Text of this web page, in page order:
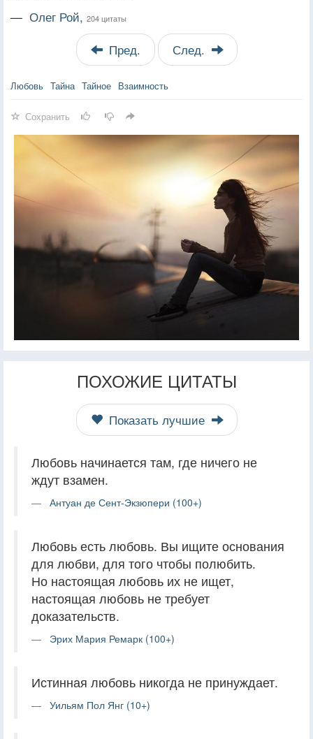
— Олег Рой, 204 цитаты
Пред. След.
Любовь Тайна Тайное Взаимность
Сохранить
ПОХОЖИЕ ЦИТАТЫ
Показать лучшие
Любовь начинается там, где ничего не
ждут взамен.
Антуан де Сент-Экзюпери (100+)
Любовь есть любовь. Вы ищите основания
для любви, для того чтобы полюбить.
Но настоящая любовь их не ищет,
настоящая любовь не требует
доказательств.
Эрих Мария Ремарк (100+)
Истинная любовь никогда не принуждает.
Уильям Пол Янг (10+)